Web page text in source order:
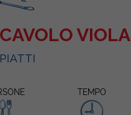
VIOLA
TEMPO